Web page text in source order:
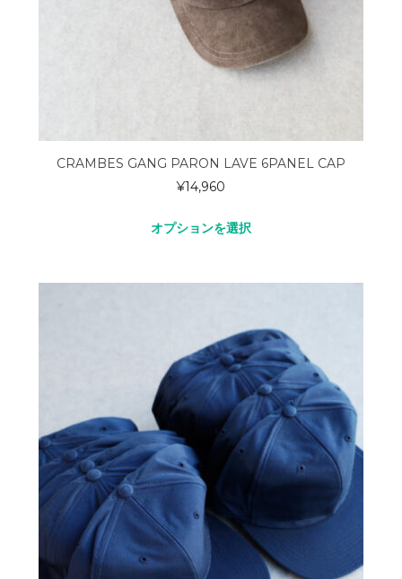
CRAMBES GANG PARON LAVE 6PANEL CAP
¥14,960
オプションを選択